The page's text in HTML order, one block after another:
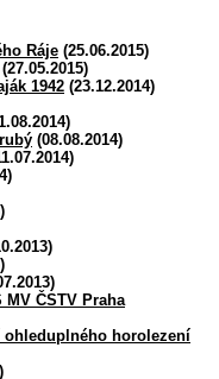
Ráje (25.06.2015)
(27.05.2015)
1942 (23.12.2014)
(08.08.2014)
ČSTV Praha
ohleduplného horolezení